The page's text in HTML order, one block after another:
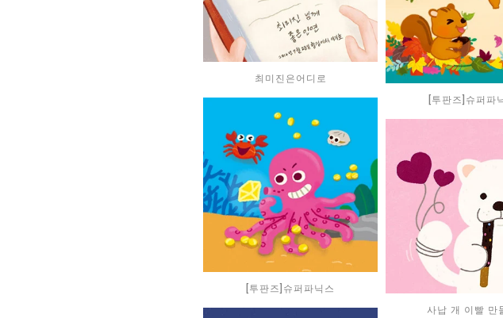
최미진은어디로
[투판즈]슈퍼파
[투판즈]슈퍼파닉스
사납 개 이빨 만